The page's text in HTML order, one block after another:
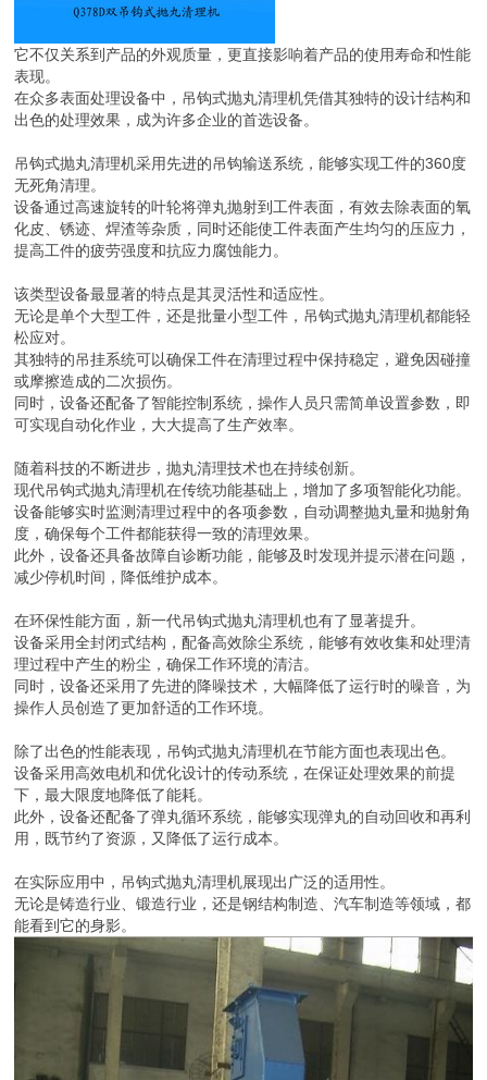
它不仅关系到产品的外观质量，更直接影响着产品的使用寿命和性能
表现。
在众多表面处理设备中，吊钩式抛丸清理机凭借其独特的设计结构和
出色的处理效果，成为许多企业的首选设备。
吊钩式抛丸清理机采用先进的吊钩输送系统，能够实现工件的360度
无死角清理。
设备通过高速旋转的叶轮将弹丸抛射到工件表面，有效去除表面的氧
化皮、锈迹、焊渣等杂质，同时还能使工件表面产生均匀的压应力，
提高工件的疲劳强度和抗应力腐蚀能力。
该类型设备最显著的特点是其灵活性和适应性。
无论是单个大型工件，还是批量小型工件，吊钩式抛丸清理机都能轻
松应对。
其独特的吊挂系统可以确保工件在清理过程中保持稳定，避免因碰撞
或摩擦造成的二次损伤。
同时，设备还配备了智能控制系统，操作人员只需简单设置参数，即
可实现自动化作业，大大提高了生产效率。
随着科技的不断进步，抛丸清理技术也在持续创新。
现代吊钩式抛丸清理机在传统功能基础上，增加了多项智能化功能。
设备能够实时监测清理过程中的各项参数，自动调整抛丸量和抛射角
度，确保每个工件都能获得一致的清理效果。
此外，设备还具备故障自诊断功能，能够及时发现并提示潜在问题，
减少停机时间，降低维护成本。
在环保性能方面，新一代吊钩式抛丸清理机也有了显著提升。
设备采用全封闭式结构，配备高效除尘系统，能够有效收集和处理清
理过程中产生的粉尘，确保工作环境的清洁。
同时，设备还采用了先进的降噪技术，大幅降低了运行时的噪音，为
操作人员创造了更加舒适的工作环境。
除了出色的性能表现，吊钩式抛丸清理机在节能方面也表现出色。
设备采用高效电机和优化设计的传动系统，在保证处理效果的前提
下，最大限度地降低了能耗。
此外，设备还配备了弹丸循环系统，能够实现弹丸的自动回收和再利
用，既节约了资源，又降低了运行成本。
在实际应用中，吊钩式抛丸清理机展现出广泛的适用性。
无论是铸造行业、锻造行业，还是钢结构制造、汽车制造等领域，都
能看到它的身影。